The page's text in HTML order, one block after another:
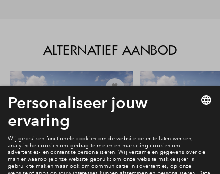
Verkoopstuk
Verkoopstuk
Handleiding Kopersbegeleiding En Opties
Luxe
ALTERNATIEF AANBOD
#316 Waaier
#310 Waaier